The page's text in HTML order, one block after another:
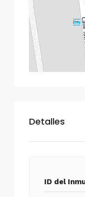
Detalles
ID del